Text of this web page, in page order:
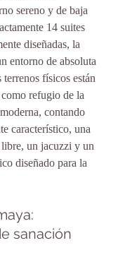
sereno y de baja
14 suites
diseñadas, la
entorno de absoluta
físicos están
refugio de la
contando
característico, una
un jacuzzi y un
diseñado para la
sanación